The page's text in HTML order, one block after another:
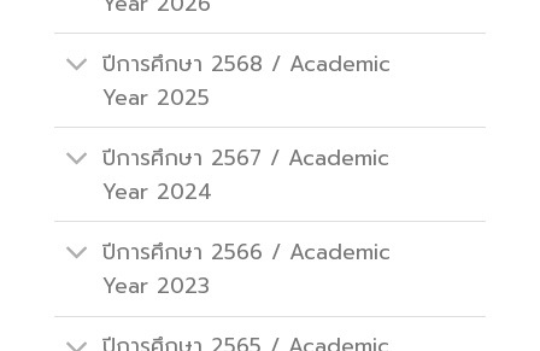
ปีการศึกษา 2568 / Academic
Year 2025
ปีการศึกษา 2567 / Academic
Year 2024
ปีการศึกษา 2566 / Academic
Year 2023